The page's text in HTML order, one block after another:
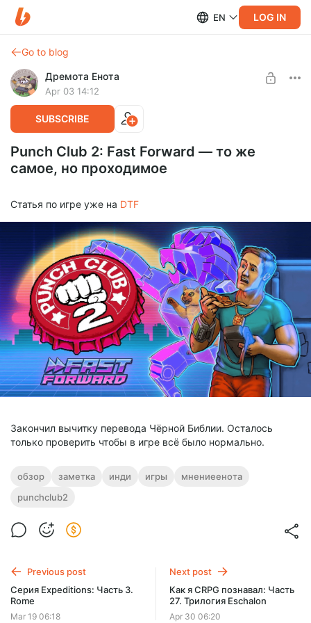
EN LOG IN
Go to blog
Дремота Енота
Apr 03 14:12
SUBSCRIBE
Punch Club 2: Fast Forward — то же
самое, но проходимое
Статья по игре уже на DTF
Закончил вычитку перевода Чёрной Библии. Осталось
только проверить чтобы в игре всё было нормально.
обзор заметка инди игры
мнениеенота
punchclub2
Previous post
Серия Expeditions: Часть 3.
Rome
Mar 19 06:18
Next post
Как я CRPG познавал: Часть
27. Трилогия Eschalon
Apr 30 06:20